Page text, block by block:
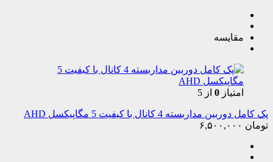
مقایسه
امتیاز 0 از 5
پک کامل دوربین مداربسته 4 کانال با کیفیت 5 مگاپیکسل AHD
تومان